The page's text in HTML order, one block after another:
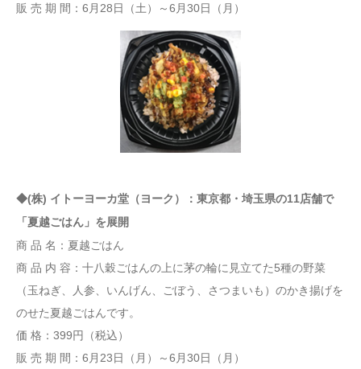
販 売 期 間：6月28日（土）～6月30日（月）
◆(株) イトーヨーカ堂（ヨーク）：東京都・埼玉県の11店舗で
「夏越ごはん」を展開
商 品 名：夏越ごはん
商 品 内 容：十八穀ごはんの上に茅の輪に見立てた5種の野菜
（玉ねぎ、人参、いんげん、ごぼう、さつまいも）のかき揚げを
のせた夏越ごはんです。
価 格：399円（税込）
販 売 期 間：6月23日（月）～6月30日（月）